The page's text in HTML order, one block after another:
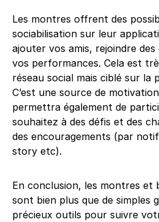
Les montres offrent des
sociabilisation sur leur
ajouter vos amis, rejoindre
vos performances. Cela est
réseau social mais ciblé sur la
C’est une source de
permettra également de
souhaitez à des défis et des
des encouragements (par
story etc).
En conclusion, les montres et
sont bien plus que de simples
précieux outils pour suivre